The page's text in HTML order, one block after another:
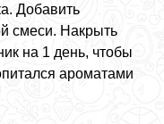
Добавить
смеси. Накрыть
на 1 день, чтобы
ароматами